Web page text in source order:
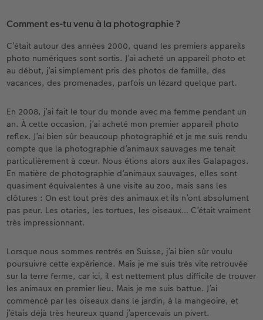
Comment es-tu venu à la photographie ?
C’était autour des années 2000, quand les premiers appareils
photo numériques sont sortis. J’ai acheté un appareil photo et
au début, j’ai simplement pris des photos de famille, des
vacances, des promenades, parfois un lézard quelque part.
En 2008, j’ai fait le tour du monde avec ma femme pendant un
an. À cette occasion, j’ai acheté mon premier appareil photo
reflex. J’ai bien sûr beaucoup photographié et je me suis rendu
compte que la photographie d’animaux sauvages me tenait
particulièrement à cœur. Nous étions alors aux îles Galapagos.
En matière de photographie d’animaux sauvages, elles sont
quasiment équivalentes à une visite au zoo, mais sans les
clôtures : On est tout près des animaux et ils n’ont absolument
pas peur. Les otaries, les tortues, les oiseaux… C’était vraiment
très impressionnant.
Lorsque nous sommes rentrés en Suisse, j’ai bien sûr voulu
poursuivre cette expérience. Mais je me suis très vite retrouvée
sur la terre ferme, car ici, il est nettement plus difficile de trouver
les animaux en premier lieu. Mais je me suis battue. J’ai
commencé par les oiseaux dans le jardin, à la mangeoire, et
j’étais déjà très heureux quand j’apercevais un pivert.